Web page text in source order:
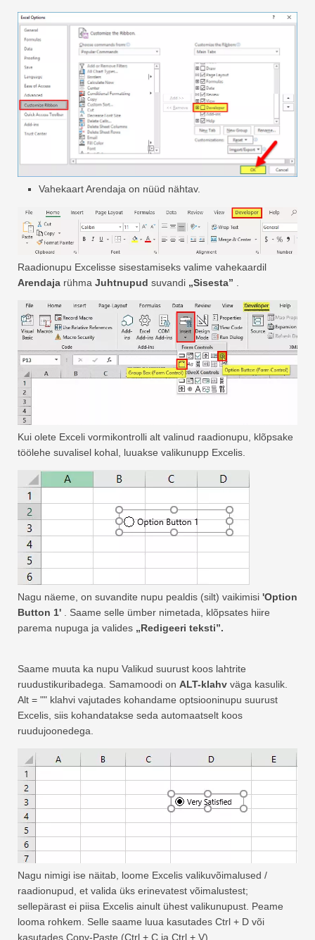
Vahekaart Arendaja on nüüd nähtav.
Raadionupu Excelisse sisestamiseks valime vahekaardil
Arendaja rühma Juhtnupud suvandi „Sisesta” .
Kui olete Exceli vormikontrolli alt valinud raadionupu, klõpsake
töölehe suvalisel kohal, luuakse valikunupp Excelis.
Nagu näeme, on suvandite nupu pealdis (silt) vaikimisi 'Option
Button 1' . Saame selle ümber nimetada, klõpsates hiire
parema nupuga ja valides „Redigeeri teksti”.
Saame muuta ka nupu Valikud suurust koos lahtrite
ruudustikuribadega. Samamoodi on ALT-klahv väga kasulik.
Alt = "" klahvi vajutades kohandame optsiooninupu suurust
Excelis, siis kohandatakse seda automaatselt koos
ruudujoonedega.
Nagu nimigi ise näitab, loome Excelis valikuvõimalused /
raadionupud, et valida üks erinevatest võimalustest;
sellepärast ei piisa Excelis ainult ühest valikunupust. Peame
looma rohkem. Selle saame luua kasutades Ctrl + D või
kasutades Copy-Paste (Ctrl + C ja Ctrl + V).